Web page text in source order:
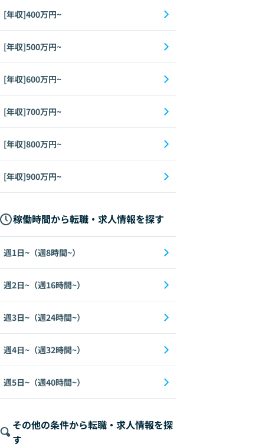
Redux CSS GCP
[年収]400万円~
[年収]500万円~
[年収]600万円~
[年収]700万円~
[年収]800万円~
[年収]900万円~
稼働時間から転職・求人情報を探す
週1日~（週8時間~）
週2日~（週16時間~）
週3日~（週24時間~）
週4日~（週32時間~）
週5日~（週40時間~）
その他の条件から転職・求人情報を探
す